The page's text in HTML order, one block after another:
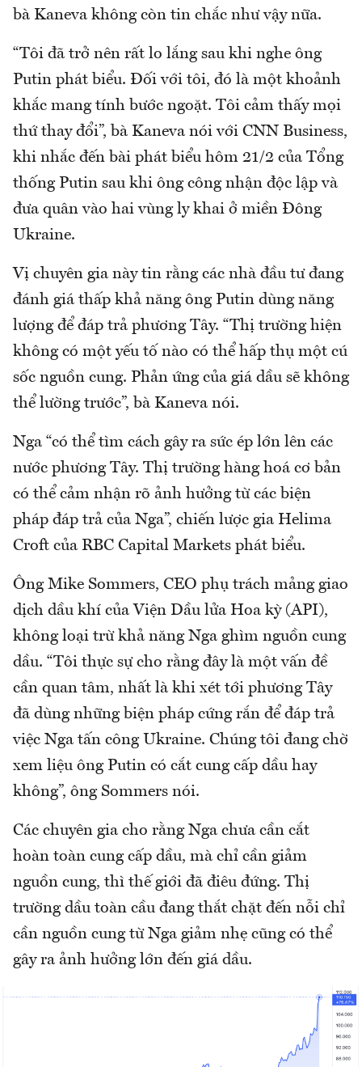
bà Kaneva không còn tin chắc như vậy nữa.
“Tôi đã trở nên rất lo lắng sau khi nghe ông
Putin phát biểu. Đối với tôi, đó là một khoảnh
khắc mang tính bước ngoặt. Tôi cảm thấy mọi
thứ thay đổi”, bà Kaneva nói với CNN Business,
khi nhắc đến bài phát biểu hôm 21/2 của Tổng
thống Putin sau khi ông công nhận độc lập và
đưa quân vào hai vùng ly khai ở miền Đông
Ukraine.
Vị chuyên gia này tin rằng các nhà đầu tư đang
đánh giá thấp khả năng ông Putin dùng năng
lượng để đáp trả phương Tây. “Thị trường hiện
không có một yếu tố nào có thể hấp thụ một cú
sốc nguồn cung. Phản ứng của giá dầu sẽ không
thể lường trước”, bà Kaneva nói.
Nga “có thể tìm cách gây ra sức ép lớn lên các
nước phương Tây. Thị trường hàng hoá cơ bản
có thể cảm nhận rõ ảnh hưởng từ các biện
pháp đáp trả của Nga”, chiến lược gia Helima
Croft của RBC Capital Markets phát biểu.
Ông Mike Sommers, CEO phụ trách mảng giao
dịch dầu khí của Viện Dầu lửa Hoa kỳ (API),
không loại trừ khả năng Nga ghìm nguồn cung
dầu. “Tôi thực sự cho rằng đây là một vấn đề
cần quan tâm, nhất là khi xét tới phương Tây
đã dùng những biện pháp cứng rắn để đáp trả
việc Nga tấn công Ukraine. Chúng tôi đang chờ
xem liệu ông Putin có cắt cung cấp dầu hay
không”, ông Sommers nói.
Các chuyên gia cho rằng Nga chưa cần cắt
hoàn toàn cung cấp dầu, mà chỉ cần giảm
nguồn cung, thì thế giới đã điêu đứng. Thị
trường dầu toàn cầu đang thắt chặt đến nỗi chỉ
cần nguồn cung từ Nga giảm nhẹ cũng có thể
gây ra ảnh hưởng lớn đến giá dầu.